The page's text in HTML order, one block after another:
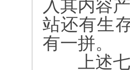
入其内容
站还有生
有一拼。
上述七